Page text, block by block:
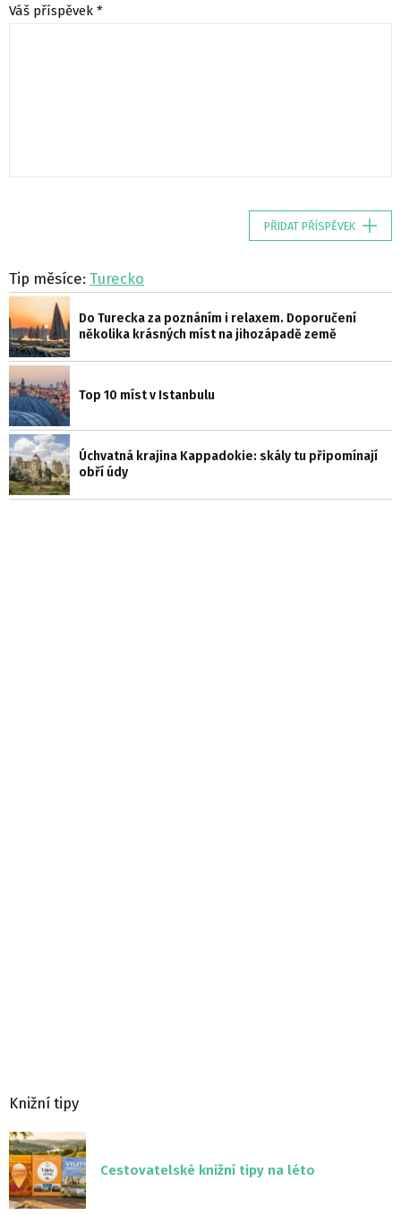
Váš příspěvek *
PŘIDAT PŘÍSPĚVEK
Tip měsíce: Turecko
Do Turecka za poznáním i relaxem. Doporučení
několika krásných míst na jihozápadě země
Top 10 míst v Istanbulu
Úchvatná krajina Kappadokie: skály tu připomínají
obří údy
Knižní tipy
Cestovatelské knižní tipy na léto